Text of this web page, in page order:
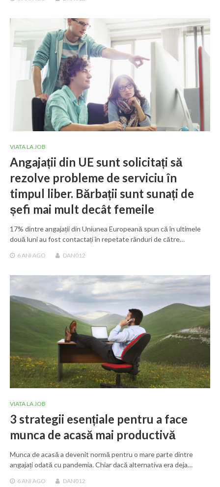
VIATA LA JOB
Angajații din UE sunt solicitați să
rezolve probleme de serviciu în
timpul liber. Bărbații sunt sunați de
șefi mai mult decât femeile
17% dintre angajații din Uniunea Europeană spun că în ultimele
două luni au fost contactați în repetate rânduri de către…
6 ANI AGO DAN012
VIATA LA JOB
3 strategii esențiale pentru a face
munca de acasă mai productivă
Munca de acasă a devenit normă pentru o mare parte dintre
angajați odată cu pandemia. Chiar dacă alternativa era deja…
6 ANI AGO DAN012